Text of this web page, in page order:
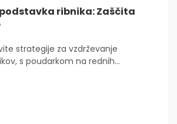
ribnika: Zaščita
strategije za vzdrževanje
s poudarkom na rednih
z vodo za izboljšano vzdržljivost in
uporabo HDPE materialov.